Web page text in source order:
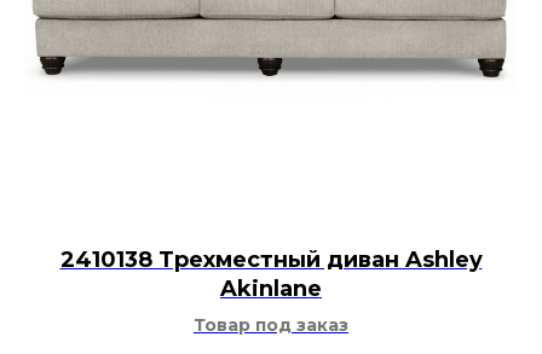
2410138 Трехместный диван Ashley
Akinlane
Товар под заказ